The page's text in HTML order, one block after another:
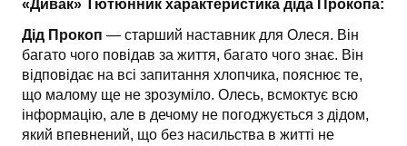
«Дивак» Тютюнник характеристика діда Прокопа:
Дід Прокоп — старший наставник для Олеся. Він
багато чого повідав за життя, багато чого знає. Він
відповідає на всі запитання хлопчика, пояснює те,
що малому ще не зрозуміло. Олесь, всмоктує всю
інформацію, але в дечому не погоджується з дідом,
який впевнений, що без насильства в житті не